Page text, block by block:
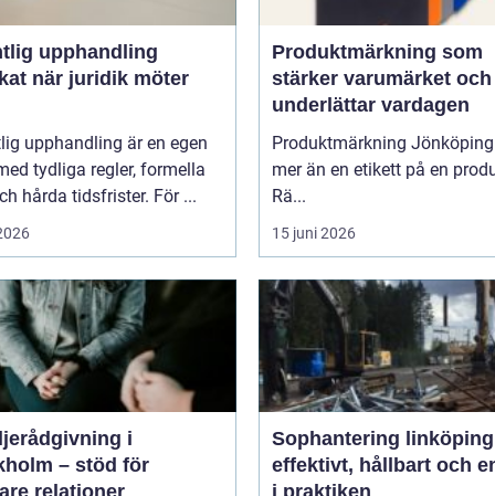
upphandling
möter
upphandling är en egen
tydliga regler, formella
hårda tidsfrister. För ...
Produktmärkning som
stärker varumärket och
underlättar vardagen
Produktmärkning
mer än en etikett på en
Rä...
15 juni 2026
i
– stöd för
relationer
Sophantering linköping
effektivt, hållbart och
i praktiken